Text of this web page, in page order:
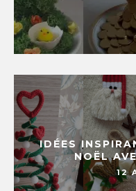
IDÉES
NOËL
12